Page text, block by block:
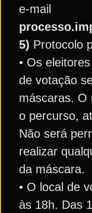
e-mail
5) Protocolo
• Os
de votação
máscaras. O
o percurso,
Não será
realizar
da máscara.
• O local de
às 18h. Das